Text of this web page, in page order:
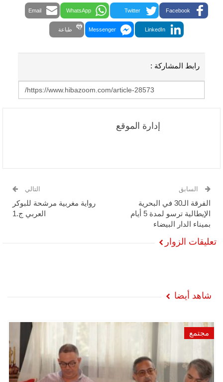
Facebook
Twitter
WhatsApp
Email
LinkedIn
Messenger طباعة
رابط المشاركة :
إدارة الموقع
السابق
الفرقة الـ30 في البحرية
الإيطالية ترسو لمدة 5 أيام
بميناء الدار البيضاء
التالي
رواية مغربية مرشحة للبوكر
العربي ج.1
تعليقات الزوار
شاهد أيضا
مجتمع